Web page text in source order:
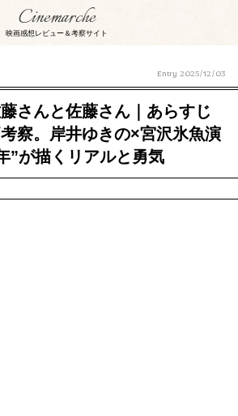
Cinemarche
映画感想レビュー＆考察サイト
Entry 2025/12/03
藤さんと佐藤さん｜あらすじ
察。岸井ゆきの×宮沢氷魚演
”が描くリアルと勇気